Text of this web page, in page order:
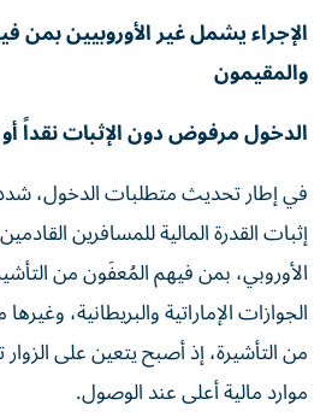
الإجراءيشمل غير الأوروبيين بمن
والمقيمون
الدخول مرفوض دون الإثبات نقداً
في إطار تحديث متطلبات الدخول،
إثبات القدرة المالية للمسافرين
الأوروبي، بمن فيهم المُعفَون من
الجوازات الإماراتية والبريطانية،
من التأشيرة، إذ أصبح يتعين على
موارد مالية أعلى عند الوصول.